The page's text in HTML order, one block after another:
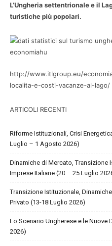
L’Ungheria settentrionale e il
turistiche più popolari.
http://www.itlgroup.eu/
localita-e-costi-vacanze-al-lago/
ARTICOLI RECENTI
Riforme Istituzionali, Crisi
Luglio – 1 Agosto 2026)
Dinamiche di Mercato, Transizione
Imprese Italiane (20 – 25 Luglio
Transizione Istituzionale,
Privato (13-18 Luglio 2026)
Lo Scenario Ungherese e le Nuove
2026)